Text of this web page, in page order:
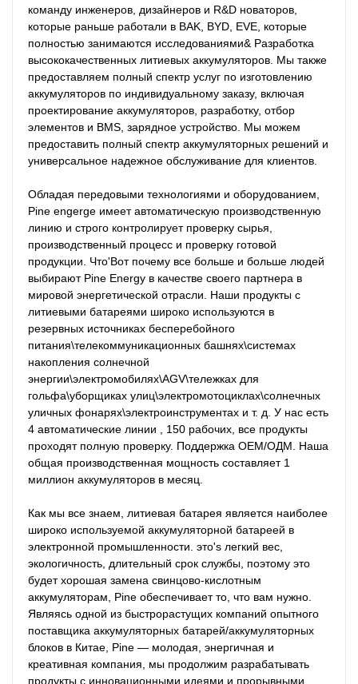
команду инженеров, дизайнеров и R&D новаторов,
которые раньше работали в BAK, BYD, EVE, которые
полностью занимаются исследованиями& Разработка
высококачественных литиевых аккумуляторов. Мы также
предоставляем полный спектр услуг по изготовлению
аккумуляторов по индивидуальному заказу, включая
проектирование аккумуляторов, разработку, отбор
элементов и BMS, зарядное устройство. Мы можем
предоставить полный спектр аккумуляторных решений и
универсальное надежное обслуживание для клиентов.
Обладая передовыми технологиями и оборудованием,
Pine engerge имеет автоматическую производственную
линию и строго контролирует проверку сырья,
производственный процесс и проверку готовой
продукции. Что'Вот почему все больше и больше людей
выбирают Pine Energy в качестве своего партнера в
мировой энергетической отрасли. Наши продукты с
литиевыми батареями широко используются в
резервных источниках бесперебойного
питания\телекоммуникационных башнях\системах
накопления солнечной
энергии\электромобилях\AGV\тележках для
гольфа\уборщиках улиц\электромотоциклах\солнечных
уличных фонарях\электроинструментах и ​​т. д. У нас есть
4 автоматические линии , 150 рабочих, все продукты
проходят полную проверку. Поддержка ОЕМ/ОДМ. Наша
общая производственная мощность составляет 1
миллион аккумуляторов в месяц.
Как мы все знаем, литиевая батарея является наиболее
широко используемой аккумуляторной батареей в
электронной промышленности. это's легкий вес,
экологичность, длительный срок службы, поэтому это
будет хорошая замена свинцово-кислотным
аккумуляторам, Pine обеспечивает то, что вам нужно.
Являясь одной из быстрорастущих компаний опытного
поставщика аккумуляторных батарей/аккумуляторных
блоков в Китае, Pine — молодая, энергичная и
креативная компания, мы продолжим разрабатывать
продукты с инновационными идеями и прорывными